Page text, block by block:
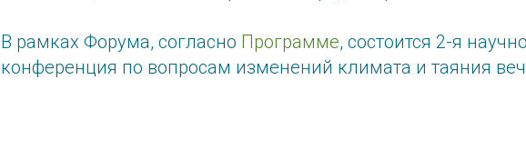
В рамках Форума, согласно Программе, состоится 2-я
конференция по вопросам изменений климата и таяния